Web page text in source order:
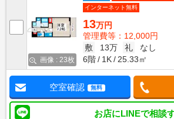
画像 : 23枚
インターネット無料
13万円
管理費等：12,000円
敷
13万 礼
なし
6階
1K 25.33㎡
空室確認 無料
お店にLINEで相談